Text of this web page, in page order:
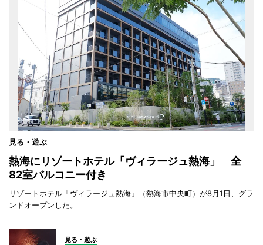
見る・遊ぶ
熱海にリゾートホテル「ヴィラージュ熱海」 全
82室バルコニー付き
リゾートホテル「ヴィラージュ熱海」（熱海市中央町）が8月1日、グラ
ンドオープンした。
見る・遊ぶ